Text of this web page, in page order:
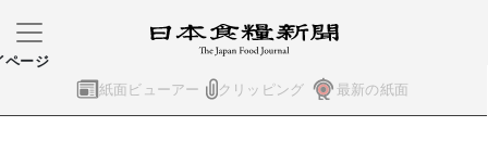
紙面ビューアー クリッピング 最新の紙面
ページ